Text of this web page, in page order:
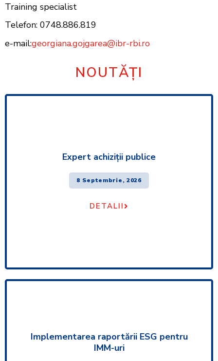
Training specialist
Telefon: 0748.886.819
e-mail:georgiana.gojgarea@ibr-rbi.ro
NOUTĂȚI
Expert achiziţii publice
8 Septembrie, 2026
DETALII
Implementarea raportării ESG pentru
IMM-uri